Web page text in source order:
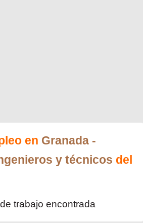
en Granada -
y técnicos del
trabajo encontrada